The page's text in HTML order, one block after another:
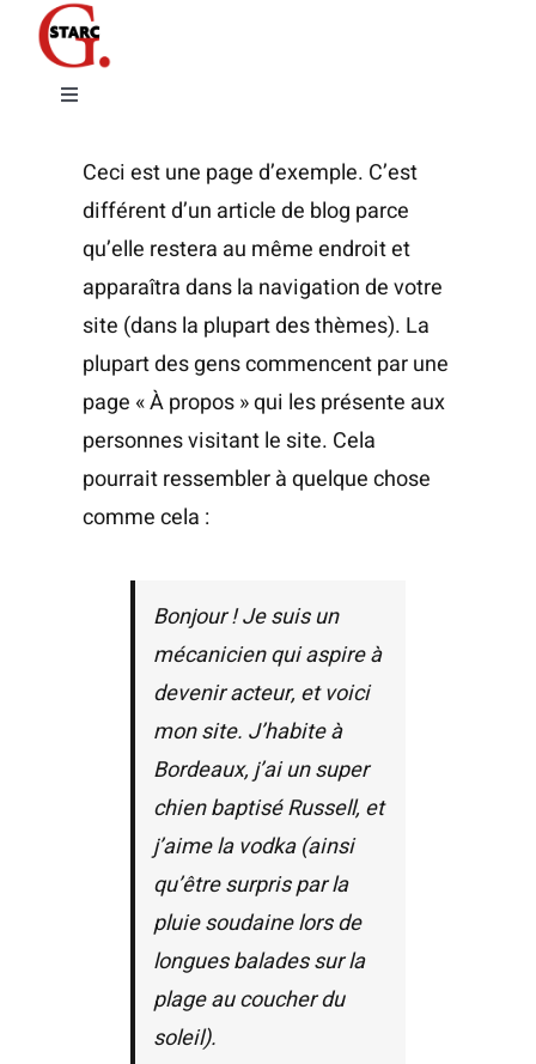
Passer
contenuToggle
Expositions
Contact
Ceci est une page d’exemple. C’est
différent d’un article de blog parce
qu’elle restera au même endroit et
apparaîtra dans la navigation de votre
site (dans la plupart des thèmes). La
plupart des gens commencent par une
page « À propos » qui les présente aux
personnes visitant le site. Cela
pourrait ressembler à quelque chose
comme cela :
Bonjour ! Je suis un
mécanicien qui aspire à
devenir acteur, et voici
mon site. J’habite à
Bordeaux, j’ai un super
chien baptisé Russell, et
j’aime la vodka (ainsi
qu’être surpris par la
pluie soudaine lors de
longues balades sur la
plage au coucher du
soleil).